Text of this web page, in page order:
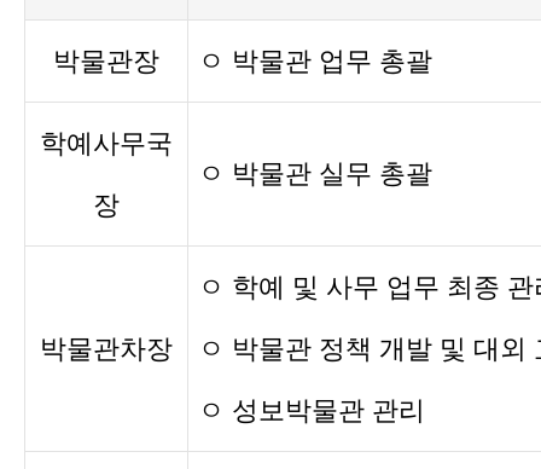
박물관장 ㅇ 박물관 업무 총괄
학예사무국
장
ㅇ 박물관 실무 총괄
박물관차장
ㅇ 학예 및 사무 업무 최종 관
ㅇ 박물관 정책 개발 및 대외
ㅇ 성보박물관 관리